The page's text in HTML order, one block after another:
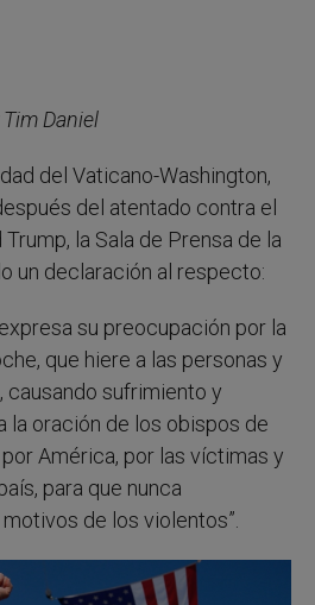
Daniel
del Vaticano-Washington,
del atentado contra el
la Sala de Prensa de la
un declaración al respecto:
su preocupación por la
que hiere a las personas y
causando sufrimiento y
la oración de los obispos de
América, por las víctimas y
para que nunca
de los violentos”.